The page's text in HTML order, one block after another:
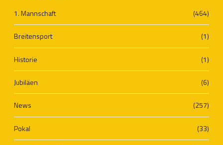
1. Mannschaft (464)
Breitensport (1)
Historie (1)
Jubiläen (6)
News (257)
Pokal (33)